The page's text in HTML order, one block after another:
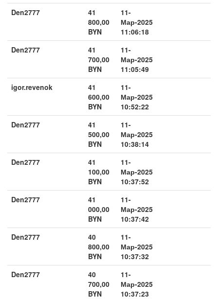
Den2777
41
800,00
BYN
11-
Мар-2025
11:06:18
Den2777
41
700,00
BYN
11-
Мар-2025
11:05:49
igor.revenok
41
600,00
BYN
11-
Мар-2025
10:52:22
Den2777
41
500,00
BYN
11-
Мар-2025
10:38:14
Den2777
41
100,00
BYN
11-
Мар-2025
10:37:52
Den2777
41
000,00
BYN
11-
Мар-2025
10:37:42
Den2777
40
800,00
BYN
11-
Мар-2025
10:37:32
Den2777
40
700,00
BYN
11-
Мар-2025
10:37:23